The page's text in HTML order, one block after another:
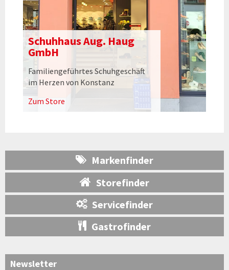
Schuhhaus Aug. Haug
GmbH
Familiengeführtes Schuhgeschäft
im Herzen von Konstanz
Zum Store
Markenfinder
Storefinder
Servicefinder
Gastrofinder
Newsletter